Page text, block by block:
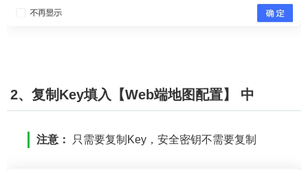
2、复制Key填入【Web端地图配置】 中
注意： 只需要复制Key，安全密钥不需要复制